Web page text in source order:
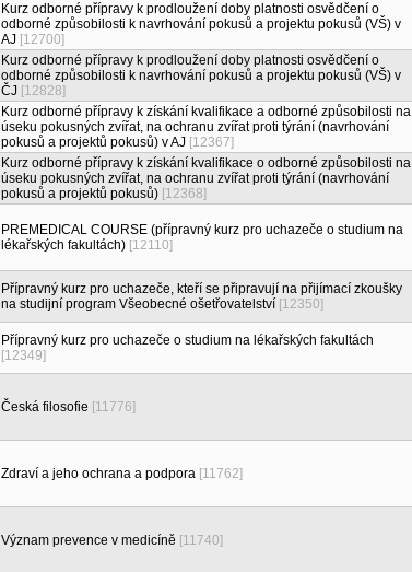
Kurz odborné přípravy k prodloužení doby platnosti osvědčení o
odborné způsobilosti k navrhování pokusů a projektu pokusů (VŠ) v
AJ [12700]
Kurz odborné přípravy k prodloužení doby platnosti osvědčení o
odborné způsobilosti k navrhování pokusů a projektu pokusů (VŠ) v
ČJ [12828]
Kurz odborné přípravy k získání kvalifikace a odborné způsobilosti na
úseku pokusných zvířat, na ochranu zvířat proti týrání (navrhování
pokusů a projektů pokusů) v AJ [12367]
Kurz odborné přípravy k získání kvalifikace o odborné způsobilosti na
úseku pokusných zvířat, na ochranu zvířat proti týrání (navrhování
pokusů a projektů pokusů) [12368]
PREMEDICAL COURSE (přípravný kurz pro uchazeče o studium na
lékařských fakultách) [12110]
Přípravný kurz pro uchazeče, kteří se připravují na přijímací zkoušky
na studijní program Všeobecné ošetřovatelství [12350]
Přípravný kurz pro uchazeče o studium na lékařských fakultách
[12349]
Česká filosofie [11776]
Zdraví a jeho ochrana a podpora [11762]
Význam prevence v medicíně [11740]